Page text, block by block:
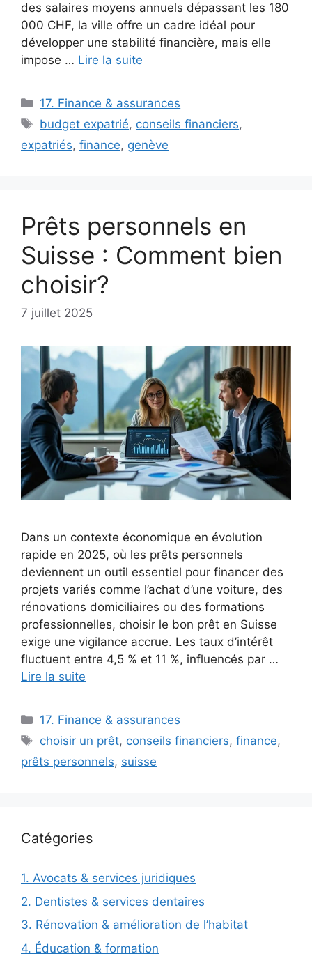
des salaires moyens annuels dépassant les 180
000 CHF, la ville offre un cadre idéal pour
développer une stabilité financière, mais elle
impose … Lire la suite
Catégories
17. Finance & assurances
Étiquettes
budget expatrié, conseils financiers,
expatriés, finance, genève
Prêts personnels en
Suisse : Comment bien
choisir?
7 juillet 2025
Dans un contexte économique en évolution
rapide en 2025, où les prêts personnels
deviennent un outil essentiel pour financer des
projets variés comme l’achat d’une voiture, des
rénovations domiciliaires ou des formations
professionnelles, choisir le bon prêt en Suisse
exige une vigilance accrue. Les taux d’intérêt
fluctuent entre 4,5 % et 11 %, influencés par …
Lire la suite
Catégories
17. Finance & assurances
Étiquettes
choisir un prêt, conseils financiers,finance,
prêts personnels, suisse
Catégories
1. Avocats & services juridiques
2. Dentistes & services dentaires
3. Rénovation & amélioration de l’habitat
4. Éducation & formation